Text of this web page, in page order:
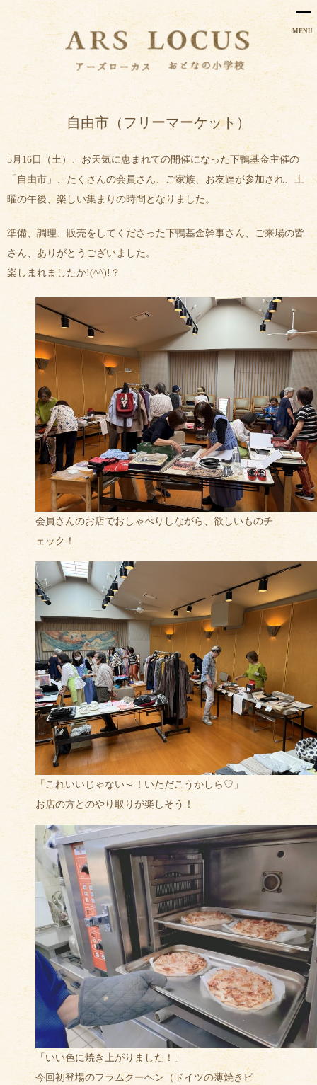
MENU
自由市（フリーマーケット）
5月16日（土）、お天気に恵まれての開催になった下鴨基金主催の
「自由市」、たくさんの会員さん、ご家族、お友達が参加され、土
曜の午後、楽しい集まりの時間となりました。
準備、調理、販売をしてくださった下鴨基金幹事さん、ご来場の皆
さん、ありがとうございました。
楽しまれましたか!(^^)!？
会員さんのお店でおしゃべりしながら、欲しいものチ
ェック！
「これいいじゃない～！いただこうかしら♡」
お店の方とのやり取りが楽しそう！
「いい色に焼き上がりました！」
今回初登場のフラムクーヘン（ドイツの薄焼きピ